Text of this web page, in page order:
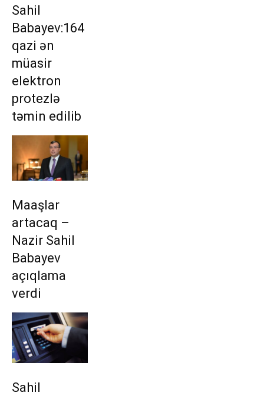
Sahil
Babayev:164
qazi ən
müasir
elektron
protezlə
təmin edilib
Maaşlar
artacaq –
Nazir Sahil
Babayev
açıqlama
verdi
Sahil